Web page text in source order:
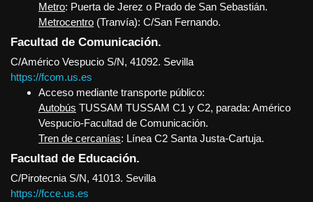
Metro: Puerta de Jerez o Prado de San Sebastián.
Metrocentro (Tranvía): C/San Fernando.
Facultad de Comunicación.
C/Américo Vespucio S/N, 41092. Sevilla
https://fcom.us.es
Acceso mediante transporte público:
Autobús TUSSAM TUSSAM C1 y C2, parada: Américo
Vespucio-Facultad de Comunicación.
Tren de cercanías: Línea C2 Santa Justa-Cartuja.
Facultad de Educación.
C/Pirotecnia S/N, 41013. Sevilla
https://fcce.us.es